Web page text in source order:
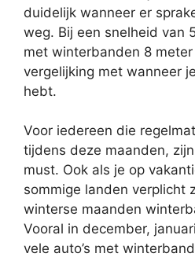
duidelijk wanneer er
weg. Bij een snelheid van
met winterbanden 8
vergelijking met wanneer
hebt.
Voor iedereen die
tijdens deze maanden,
must. Ook als je op
sommige landen verplicht
winterse maanden
Vooral in december,
vele auto’s met